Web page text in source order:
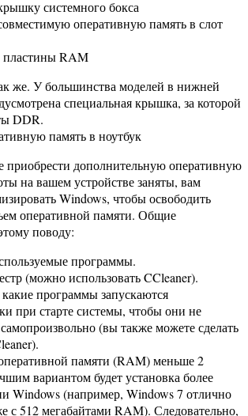
оперативную память в слот
же. У большинства моделей в нижней
специальная крышка, за которой
DDR.
приобрести дополнительную оперативную
на вашем устройстве заняты, вам
Windows, чтобы освободить
оперативной памяти. Общие
поводу:
программы.
(можно использовать CCleaner).
программы запускаются
при старте системы, чтобы они не
(вы также можете сделать
памяти (RAM) меньше 2
вариантом будет установка более
Windows (например, Windows 7 отлично
с 512 мегабайтами RAM). Следовательно,